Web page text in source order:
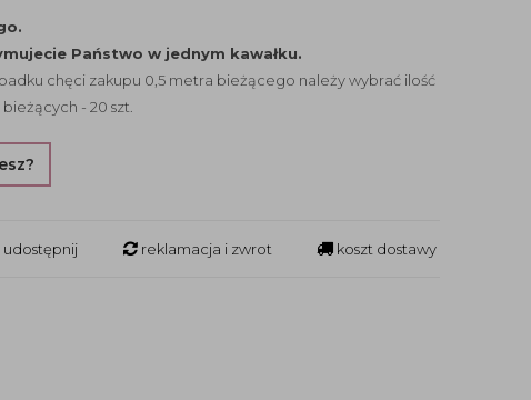
Państwo w jednym kawałku.
chęci zakupu 0,5 metra bieżącego należy wybrać ilość
- 20 szt.
udostępnij reklamacja i zwrot koszt dostawy